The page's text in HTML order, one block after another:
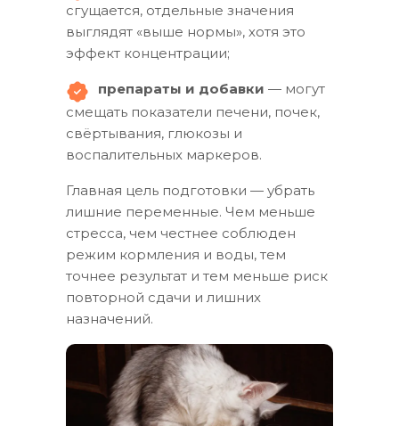
сгущается, отдельные значения
выглядят «выше нормы», хотя это
эффект концентрации;
препараты и добавки — могут
смещать показатели печени, почек,
свёртывания, глюкозы и
воспалительных маркеров.
Главная цель подготовки — убрать
лишние переменные. Чем меньше
стресса, чем честнее соблюден
режим кормления и воды, тем
точнее результат и тем меньше риск
повторной сдачи и лишних
назначений.